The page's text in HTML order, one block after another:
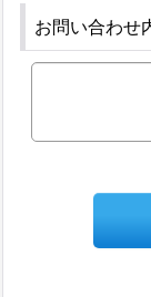
お問い合わせ